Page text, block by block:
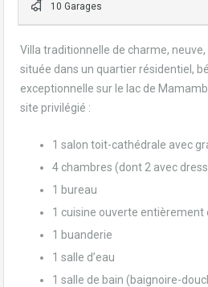
10 Garages
Villa traditionnelle de charme,
située dans un quartier résidentiel,
exceptionnelle sur le lac de
site privilégié :
1 salon toit-cathédrale avec
4 chambres (dont 2 avec
1 bureau
1 cuisine ouverte entièrement
1 buanderie
1 salle d’eau
1 salle de bain (baignoire-